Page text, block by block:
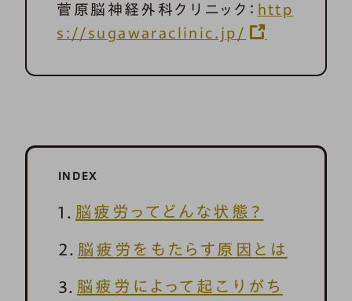
菅原脳神経外科クリニック： http
s://sugawaraclinic.jp/
INDEX
脳疲労ってどんな状態？
脳疲労をもたらす原因とは
脳疲労によって起こりがち